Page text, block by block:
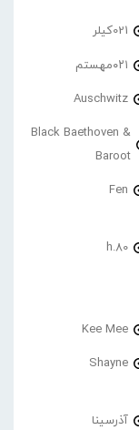
021کیلر
۰۲۱مهستم
Auschwitz
Black Baethoven &
Baroot
Fen
h.80
Kee Mee
Shayne
آذرسینا